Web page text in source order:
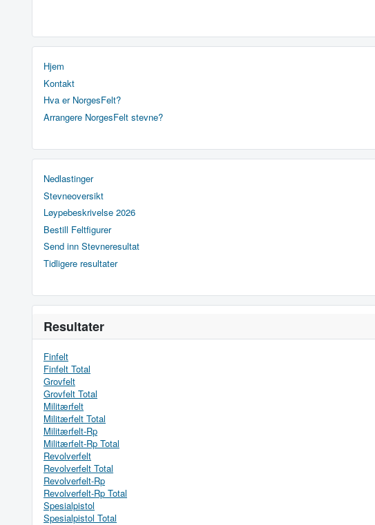
Hjem
Kontakt
Hva er NorgesFelt?
Arrangere NorgesFelt stevne?
Nedlastinger
Stevneoversikt
Løypebeskrivelse 2026
Bestill Feltfigurer
Send inn Stevneresultat
Tidligere resultater
Resultater
Finfelt
Finfelt Total
Grovfelt
Grovfelt Total
Militærfelt
Militærfelt Total
Militærfelt-Rp
Militærfelt-Rp Total
Revolverfelt
Revolverfelt Total
Revolverfelt-Rp
Revolverfelt-Rp Total
Spesialpistol
Spesialpistol Total